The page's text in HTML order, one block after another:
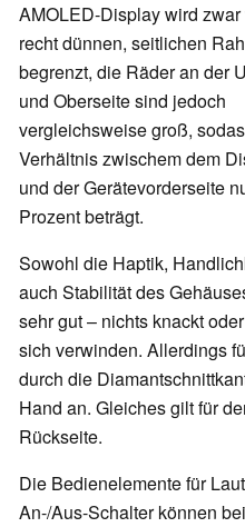
AMOLED-Display wird zwar
recht dünnen, seitlichen
begrenzt, die Räder an der
und Oberseite sind jedoch
vergleichsweise groß,
Verhältnis zwischem dem
und der Gerätevorderseite
Prozent beträgt.
Sowohl die Haptik,
auch Stabilität des
sehr gut – nichts knackt
sich verwinden. Allerdings
durch die
Hand an. Gleiches gilt für
Rückseite.
Die Bedienelemente für
An-/Aus-Schalter können